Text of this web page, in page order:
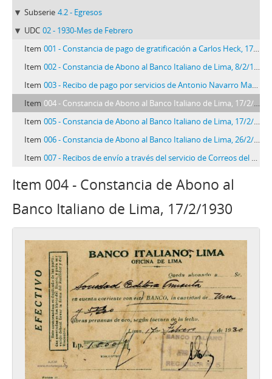
Subserie 4.2 - Egresos
UDC 02 - 1930-Mes de Febrero
Item 001 - Constancia de pago de gratificación a Carlos Heck, 17/2/1930
Item 002 - Constancia de Abono al Banco Italiano de Lima, 8/2/1930
Item 003 - Recibo de pago por servicios de Antonio Navarro Madrid, 12/2/1930
Item 004 - Constancia de Abono al Banco Italiano de Lima, 17/2/1930
Item 005 - Constancia de Abono al Banco Italiano de Lima, 17/2/1930
Item 006 - Constancia de Abono al Banco Italiano de Lima, 26/2/1930
Item 007 - Recibos de envío a través del servicio de Correos del Perú, 02/1930
Item 004 - Constancia de Abono al
Banco Italiano de Lima, 17/2/1930